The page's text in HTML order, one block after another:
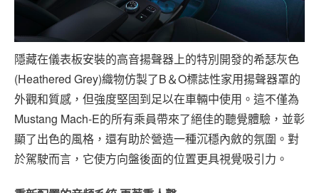
隱藏在儀表板安裝的高音揚聲器上的特別開發的希瑟灰色
(Heathered Grey)織物仿製了B＆O標誌性家用揚聲器罩的
外觀和質感，但強度堅固到足以在車輛中使用。這不僅為
Mustang Mach-E的所有乘員帶來了絕佳的聽覺體驗，並彰
顯了出色的風格，還有助於營造一種沉穩內斂的氛圍。對
於駕駛而言，它使方向盤後面的位置更具視覺吸引力。